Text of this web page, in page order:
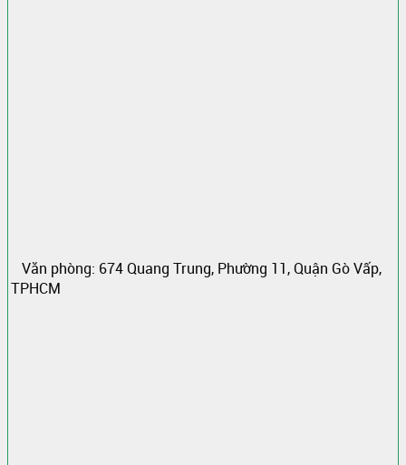
Văn phòng: 674 Quang Trung, Phường 11, Quận Gò Vấp,
TPHCM